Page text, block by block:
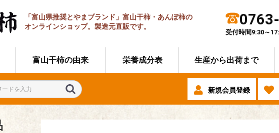
「富山県推奨とやまブランド」富山干柿・あんぽ柿の
オンラインショップ。製造元直販です。
受付時間9:30～
富山干柿の由来 栄養成分表 生産から出荷まで
新規会員登録